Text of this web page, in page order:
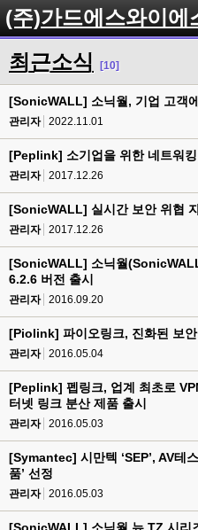
(주)가드에스와이에
최근소식 [10]
[SonicWALL] 소닉월, 기업 고객
관리자 2022.11.01
[Peplink] 소기업을 위한 네트워킹
관리자 2017.12.26
[SonicWALL] 실시간 보안 위협
관리자 2017.12.26
[SonicWALL] 소닉월
6.2.6 버전 출시
관리자 2016.09.20
[Piolink] 파이오링크, 진화된 보
관리자 2016.05.04
[Peplink] 펩링크, 업계 최초로
터넷 링크 분산 제품 출시
관리자 2016.05.03
[Symantec] 시만텍 ‘SEP’, AV테
품’ 선정
관리자 2016.05.03